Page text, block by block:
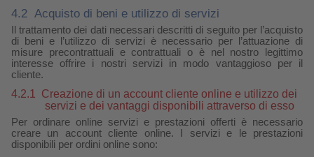
4.2 Acquisto di beni e utilizzo di servizi
Il trattamento dei dati necessari descritti di seguito per l’acquisto
di beni e l’utilizzo di servizi è necessario per l’attuazione di
misure precontrattuali e contrattuali o è nel nostro legittimo
interesse offrire i nostri servizi in modo vantaggioso per il
cliente.
4.2.1
Creazione di un account cliente online e utilizzo dei
servizi e dei vantaggi disponibili attraverso di esso
Per ordinare online servizi e prestazioni offerti è necessario
creare un account cliente online. I servizi e le prestazioni
disponibili per ordini online sono: